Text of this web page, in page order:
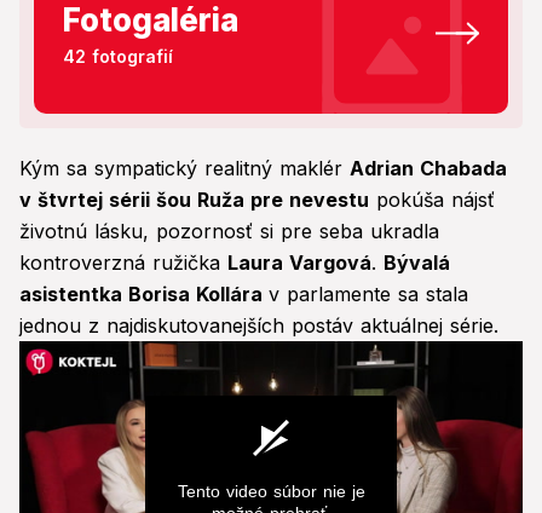
Fotogaléria
42 fotografií
Kým sa sympatický realitný maklér Adrian Chabada
v štvrtej sérii šou Ruža pre nevestu pokúša nájsť
životnú lásku, pozornosť si pre seba ukradla
kontroverzná ružička Laura Vargová. Bývalá
asistentka Borisa Kollára v parlamente sa stala
jednou z najdiskutovanejších postáv aktuálnej série.
Tento video súbor nie je